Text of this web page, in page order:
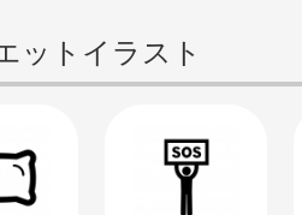
ットイラスト